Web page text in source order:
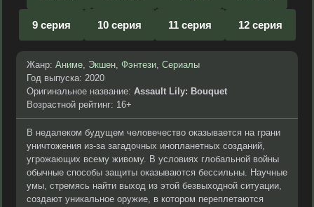
9 серия 10 серия 11 серия 12 серия
Жанр: Аниме, Экшен, Фэнтези, Сериалы
Год выпуска: 2020
Оригинальное название: Assault Lily: Bouquet
Возрастной рейтинг: 16+
В недалеком будущем человечество оказывается на грани
уничтожения из-за загадочных инопланетных созданий,
угрожающих всему живому. В условиях глобальной войны
обычные способы защиты оказываются бессильны. Научные
умы, стремясь найти выход из этой безвыходной ситуации,
создают уникальное оружие, в котором переплетаются